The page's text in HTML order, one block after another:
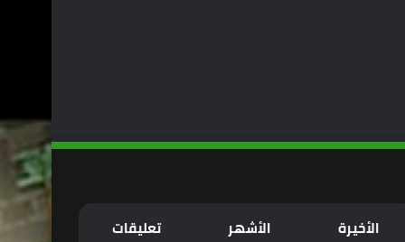
الأخيرة الأشهر تعليقات